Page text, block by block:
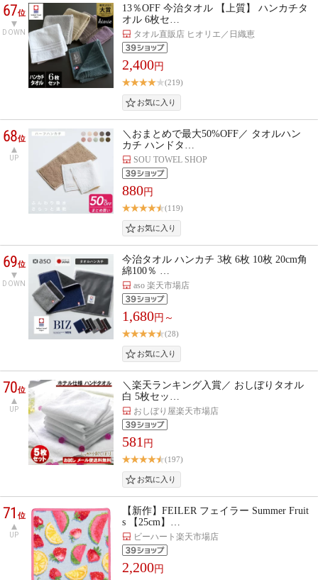
67位
DOWN
13％OFF 今治タオル 【上質】 ハンカチタ
オル 6枚セ…
タオル直販店 ヒオリエ／日織恵
2,400円
(219)
68位
UP
＼おまとめで最大50%OFF／ タオルハン
カチ ハンドタ…
SOU TOWEL SHOP
880円
(119)
69位
DOWN
今治タオル ハンカチ 3枚 6枚 10枚 20cm角
綿100％ …
aso 楽天市場店
1,680円～
(28)
70位
UP
＼楽天ランキング入賞／ おしぼりタオル
白 5枚セッ…
おしぼり屋楽天市場店
581 円
(197)
71位
UP
【新作】FEILER フェイラー Summer Fruit
s 【25cm】…
ビーハート楽天市場店
2,200円